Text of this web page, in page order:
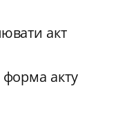
акт
форма акту